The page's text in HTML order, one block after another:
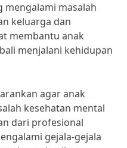
mengalami masalah
keluarga dan
membantu anak
menjalani kehidupan
agar anak
kesehatan mental
dari profesional
gejala-gejala